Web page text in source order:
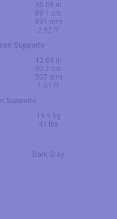
35.08 in
89.1 cm
891 mm
2.92 ft
Supporto
12.09 in
30.7 cm
307 mm
1.01 ft
Supporto
19.9 kg
44 lbs
Dark Gray